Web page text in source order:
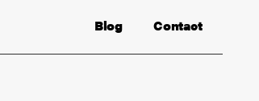
Contact
Blog